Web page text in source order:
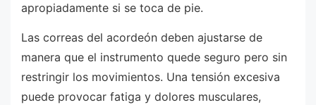
apropiadamente si se toca de pie.
Las correas del acordeón deben ajustarse de
manera que el instrumento quede seguro pero sin
restringir los movimientos. Una tensión excesiva
puede provocar fatiga y dolores musculares,